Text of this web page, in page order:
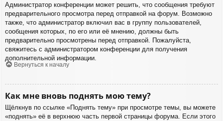
Администратор конференции может решить, что сообщения требуют
предварительного просмотра перед отправкой на форум. Возможно
также, что администратор включил вас в группу пользователей,
сообщения которых, по его или её мнению, должны быть
предварительно просмотрены перед отправкой. Пожалуйста,
свяжитесь с администратором конференции для получения
дополнительной информации.
Вернуться к началу
Как мне вновь поднять мою тему?
Щёлкнув по ссылке «Поднять тему» при просмотре темы, вы можете
«поднять» её в верхнюю часть первой страницы форума. Если этого